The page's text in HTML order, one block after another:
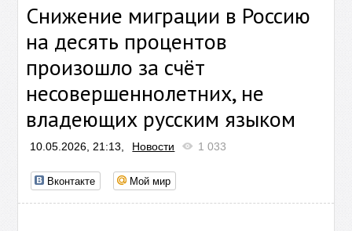
Снижение миграции в Россию
на десять процентов
произошло за счёт
несовершеннолетних, не
владеющих русским языком
10.05.2026, 21:13, Новости 1 033
Вконтакте Мой мир